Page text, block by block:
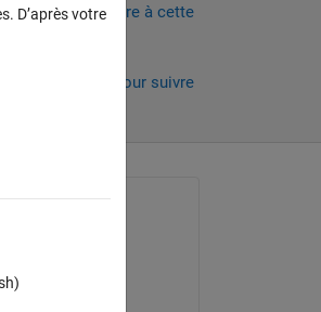
pour répondre à cette
Connectez-vous pour suivre
D’après votre